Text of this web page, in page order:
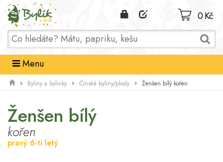
Domů
0 Kč
Menu
Byliny a bylinky Čínské byliny/plody Ženšen bílý kořen
Ženšen bílý
kořen
pravý 6-ti letý